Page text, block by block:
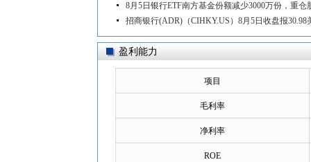
8月5日银行ETF南方基金份额减少3000万份，重
招商银行(ADR)（CIHKY.US）8月5日收盘报30.98
盈利能力
项目
毛利率
净利率
ROE